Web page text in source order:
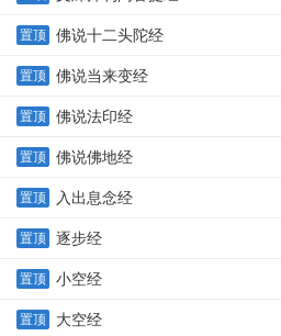
置顶 佛说十二头陀经
置顶 佛说当来变经
置顶 佛说法印经
置顶 佛说佛地经
置顶 入出息念经
置顶 逐步经
置顶 小空经
置顶 大空经